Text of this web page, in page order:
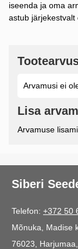
iseenda ja oma
astub järjekestvalt
Arvamusi ei
Lisa
Arvamuse
Siberi
Telefon: +372 50
Mõnuka, Madise
76023,